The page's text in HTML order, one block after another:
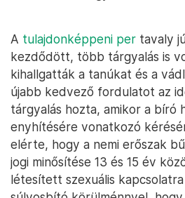
A tulajdonképpeni per tavaly
kezdődött, több tárgyalás is
kihallgatták a tanúkat és a
újabb kedvező fordulatot az
tárgyalás hozta, amikor a bíró
enyhítésére vonatkozó
elérte, hogy a nemi erőszak
jogi minősítése 13 és 15 év
létesített szexuális